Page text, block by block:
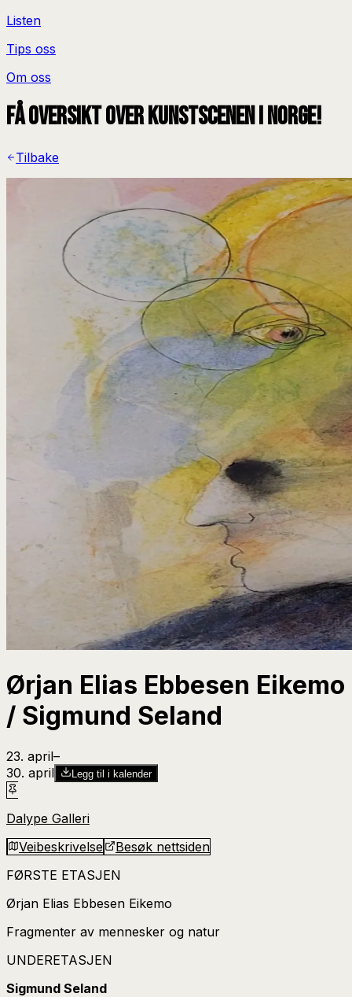
Listen
Tips oss
Om oss
Få oversikt over kunstscenen i Norge!
Tilbake
Ørjan Elias Ebbesen Eikemo
/ Sigmund Seland
23. april–​
30. april
Legg til i kalender
Dalype Galleri
Veibeskrivelse
Besøk nettsiden
FØRSTE ETASJEN
Ørjan Elias Ebbesen Eikemo
Fragmenter av mennesker og natur
UNDERETASJEN
Sigmund Seland